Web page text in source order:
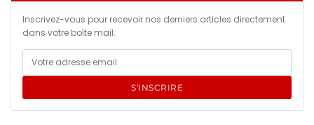
Inscrivez-vous pour recevoir nos derniers articles directement
dans votre boîte mail.
S'INSCRIRE